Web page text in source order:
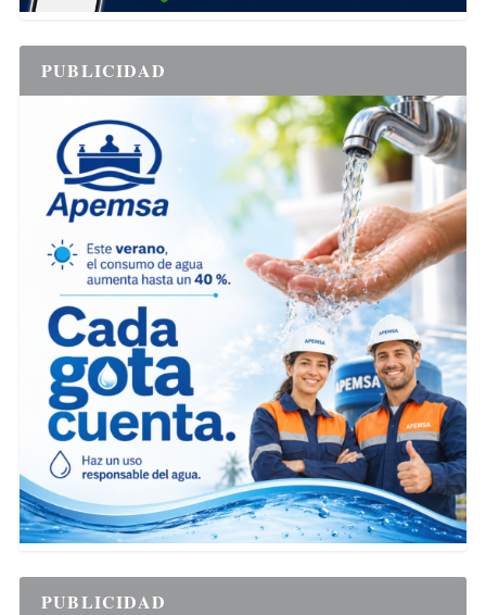
PUBLICIDAD
PUBLICIDAD